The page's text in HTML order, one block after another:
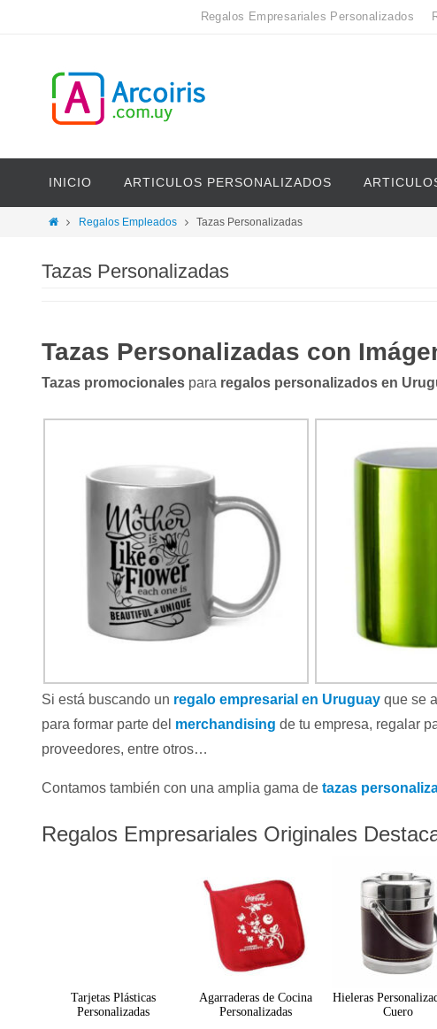
Regalos Empresariales Personalizados
INICIO ARTICULOS PERSONALIZADOS
Regalos Empleados Tazas Personalizadas
Tazas Personalizadas
Tazas Personalizadas con
Tazas promocionales para regalos personalizados en
Si está buscando un regalo empresarial en Uruguay que se
para formar parte del merchandising de tu empresa, regalar
proveedores, entre otros…
Contamos también con una amplia gama de tazas
Regalos Empresariales Originales
Tarjetas Plásticas
Personalizadas
Agarraderas de Cocina
Personalizadas
Hieleras
Cuero